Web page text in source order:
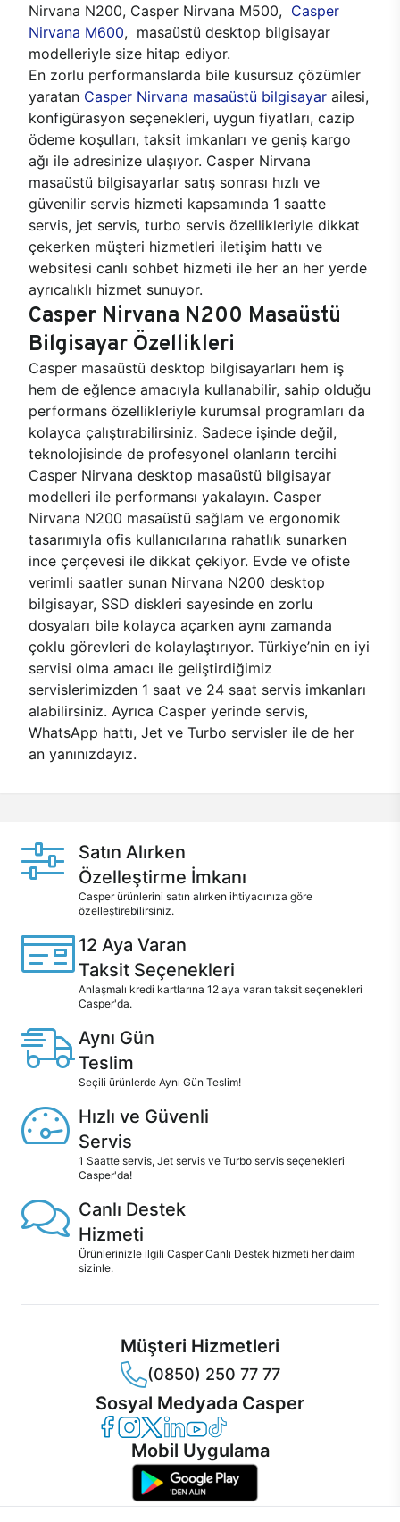
Nirvana N200, Casper Nirvana M500, Casper
Nirvana M600, masaüstü desktop bilgisayar
modelleriyle size hitap ediyor.
En zorlu performanslarda bile kusursuz çözümler
yaratan Casper Nirvana masaüstü bilgisayar ailesi,
konfigürasyon seçenekleri, uygun fiyatları, cazip
ödeme koşulları, taksit imkanları ve geniş kargo
ağı ile adresinize ulaşıyor. Casper Nirvana
masaüstü bilgisayarlar satış sonrası hızlı ve
güvenilir servis hizmeti kapsamında 1 saatte
servis, jet servis, turbo servis özellikleriyle dikkat
çekerken müşteri hizmetleri iletişim hattı ve
websitesi canlı sohbet hizmeti ile her an her yerde
ayrıcalıklı hizmet sunuyor.
Casper Nirvana N200 Masaüstü
Bilgisayar Özellikleri
Casper masaüstü desktop bilgisayarları hem iş
hem de eğlence amacıyla kullanabilir, sahip olduğu
performans özellikleriyle kurumsal programları da
kolayca çalıştırabilirsiniz. Sadece işinde değil,
teknolojisinde de profesyonel olanların tercihi
Casper Nirvana desktop masaüstü bilgisayar
modelleri ile performansı yakalayın. Casper
Nirvana N200 masaüstü sağlam ve ergonomik
tasarımıyla ofis kullanıcılarına rahatlık sunarken
ince çerçevesi ile dikkat çekiyor. Evde ve ofiste
verimli saatler sunan Nirvana N200 desktop
bilgisayar, SSD diskleri sayesinde en zorlu
dosyaları bile kolayca açarken aynı zamanda
çoklu görevleri de kolaylaştırıyor. Türkiye’nin en iyi
servisi olma amacı ile geliştirdiğimiz
servislerimizden 1 saat ve 24 saat servis imkanları
alabilirsiniz. Ayrıca Casper yerinde servis,
WhatsApp hattı, Jet ve Turbo servisler ile de her
an yanınızdayız.
Satın Alırken
Özelleştirme İmkanı
Casper ürünlerini satın alırken ihtiyacınıza göre
özelleştirebilirsiniz.
12 Aya Varan
Taksit Seçenekleri
Anlaşmalı kredi kartlarına 12 aya varan taksit seçenekleri
Casper'da.
Aynı Gün
Teslim
Seçili ürünlerde Aynı Gün Teslim!
Hızlı ve Güvenli
Servis
1 Saatte servis, Jet servis ve Turbo servis seçenekleri
Casper'da!
Canlı Destek
Hizmeti
Ürünlerinizle ilgili Casper Canlı Destek hizmeti her daim
sizinle.
Müşteri Hizmetleri
(0850) 250 77 77
Sosyal Medyada Casper
Casper Facebook
Casper Instagram
Casper Twitter
Casper LinkedIn
Casper YouTube
Casper TikTok
Mobil Uygulama